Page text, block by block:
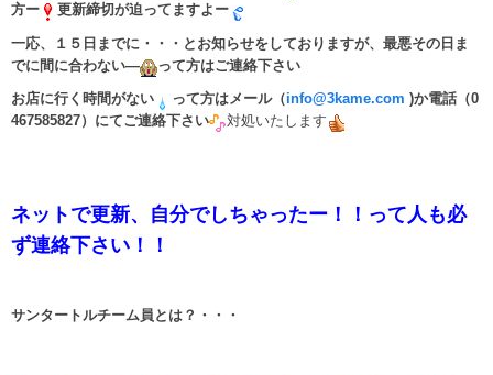
方ー
更新締切が迫ってますよー
一応、１５日までに・・・とお知らせをしておりますが、最悪その日ま
でに間に合わない―
って方はご連絡下さい
お店に行く時間がない って方はメール（info@3kame.com )か電話（0
467585827）にてご連絡下さい
対処いたします
ネットで更新、自分でしちゃったー！！って人も必
ず連絡下さい！！
サンタートルチーム員とは？・・・